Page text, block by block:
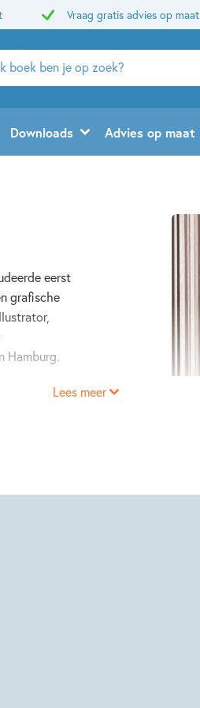
Vraag gratis advies op maat
Downloads Advies op maat
eerst
grafische
Hamburg.
Lees meer